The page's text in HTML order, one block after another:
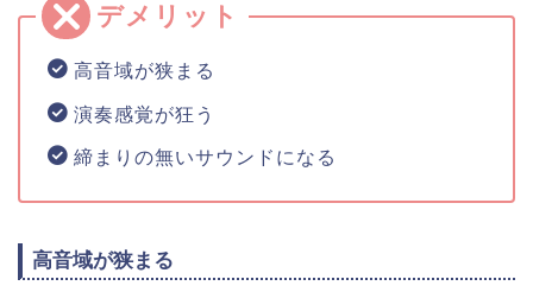
高音域が狭まる
演奏感覚が狂う
締まりの無いサウンドになる
高音域が狭まる